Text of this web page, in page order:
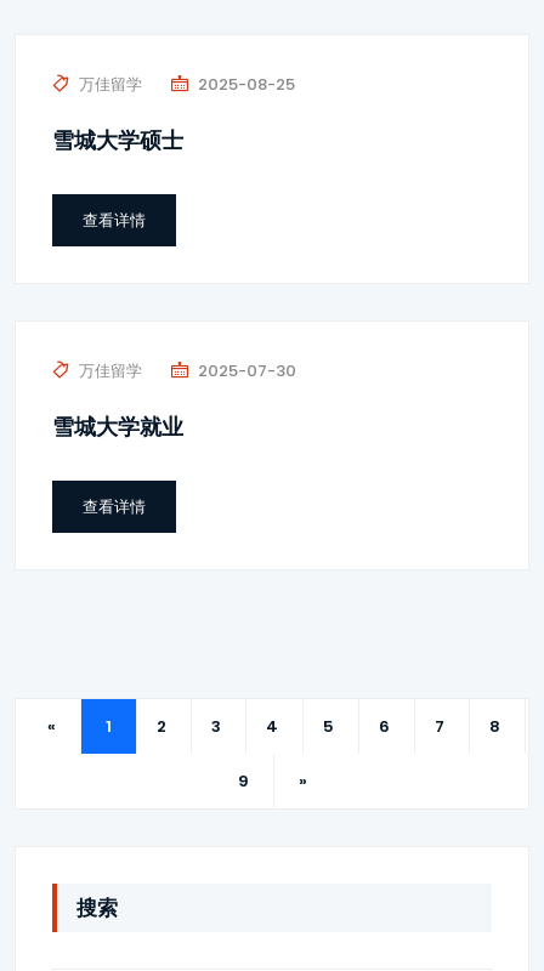
万佳留学 2025-08-25
雪城大学硕士
查看详情
万佳留学 2025-07-30
雪城大学就业
查看详情
« 1 2 3 4 5 6 7 8
9 »
搜索